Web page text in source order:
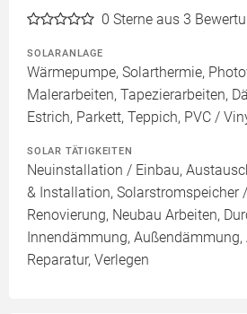
0 Sterne aus 3
SOLARANLAGE
Wärmepumpe, Solarthermie,
Malerarbeiten, Tapezierarbeiten,
Estrich, Parkett, Teppich, PVC /
SOLAR TÄTIGKEITEN
Neuinstallation / Einbau,
& Installation, Solarstromspeicher
Renovierung, Neubau Arbeiten,
Innendämmung,
Reparatur, Verlegen